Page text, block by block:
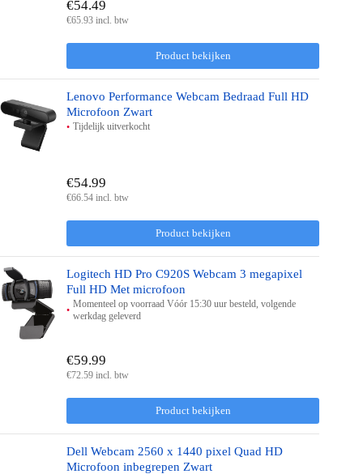
Product bekijken
€54.49
€65.93 incl. btw
Lenovo Performance Webcam Bedraad Full HD
Microfoon Zwart
Tijdelijk uitverkocht
Product bekijken
€54.99
€66.54 incl. btw
Logitech HD Pro C920S Webcam 3 megapixel
Full HD Met microfoon
Momenteel op voorraad Vóór 15:30 uur besteld, volgende
werkdag geleverd
Product bekijken
€59.99
€72.59 incl. btw
Dell Webcam 2560 x 1440 pixel Quad HD
Microfoon inbegrepen Zwart